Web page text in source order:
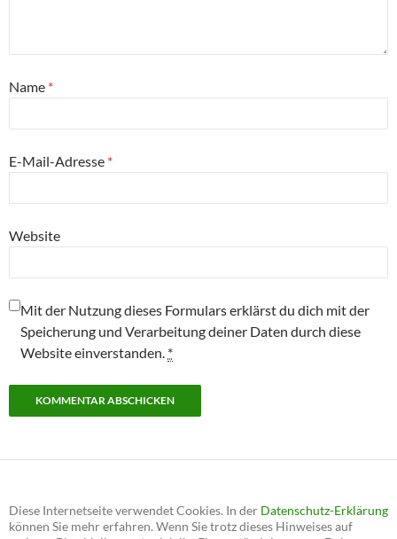
Name *
E-Mail-Adresse *
Website
Mit der Nutzung dieses Formulars erklärst du dich mit der
Speicherung und Verarbeitung deiner Daten durch diese
Website einverstanden. *
Diese Internetseite verwendet Cookies. In der Datenschutz-Erklärung
können Sie mehr erfahren. Wenn Sie trotz dieses Hinweises auf